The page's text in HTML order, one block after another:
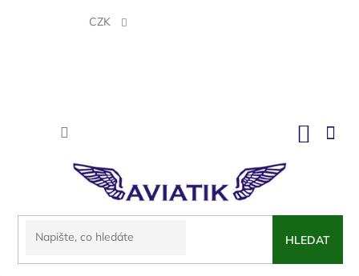
CZK
HLEDAT